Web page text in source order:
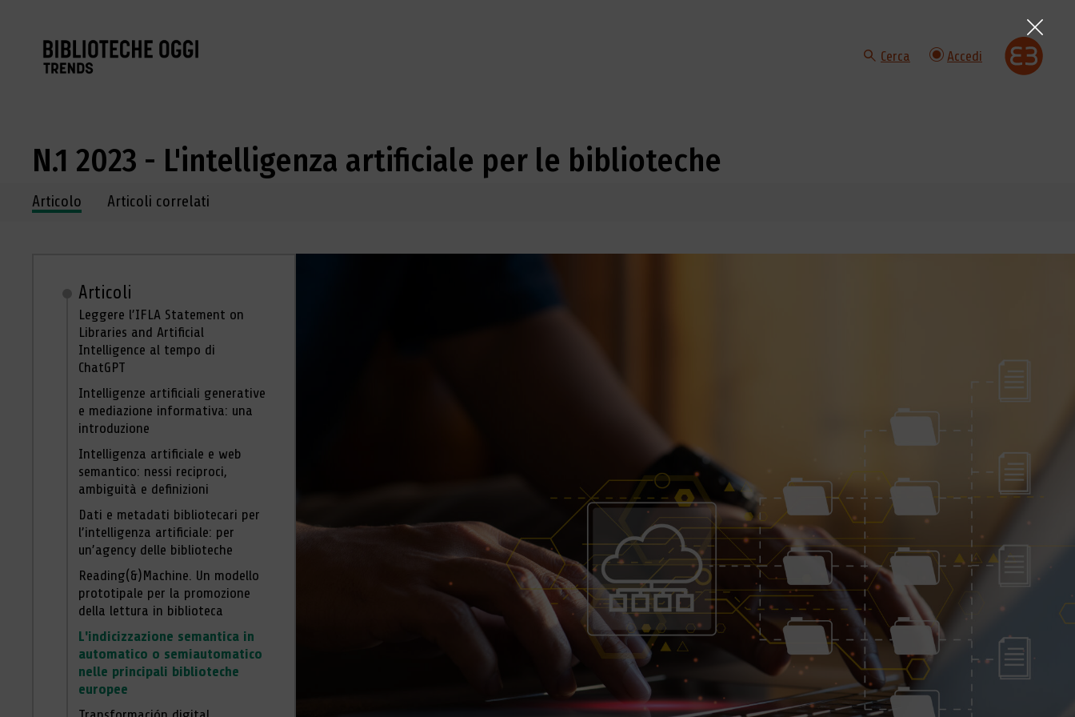
Cerca Accedi
N.1 2023 - L'intelligenza artificiale per le biblioteche
Navigazione dei contenuti del fascicolo
Articolo Articoli correlati
Articoli
Leggere l’IFLA Statement on
Libraries and Artificial
Intelligence al tempo di
ChatGPT
Intelligenze artificiali generative
e mediazione informativa: una
introduzione
Intelligenza artificiale e web
semantico: nessi reciproci,
ambiguità e definizioni
Dati e metadati bibliotecari per
l’intelligenza artificiale: per
un’agency delle biblioteche
Reading(&)Machine. Un modello
prototipale per la promozione
della lettura in biblioteca
L'indicizzazione semantica in
automatico o semiautomatico
nelle principali biblioteche
europee